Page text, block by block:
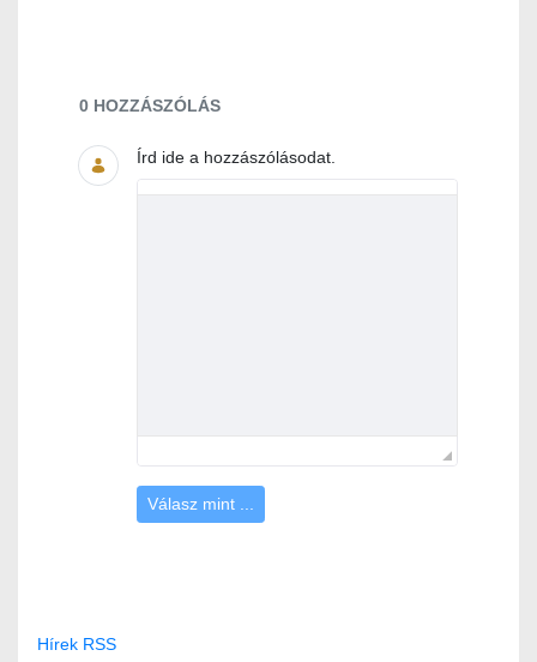
Dokumentumok és médiafájlok
0 HOZZÁSZÓLÁS
Írd ide a hozzászólásodat.
Válasz mint ...
Hírek RSS